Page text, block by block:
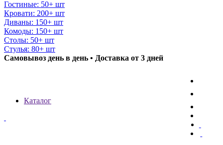
Гостиные: 50+ шт
Кровати: 200+ шт
Диваны: 150+ шт
Комоды: 150+ шт
Столы: 50+ шт
Стулья: 80+ шт
Самовывоз день в день • Доставка от 3 дней
Каталог